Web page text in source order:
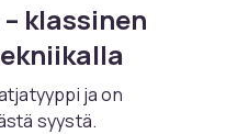
klassinen
ja on
syystä.